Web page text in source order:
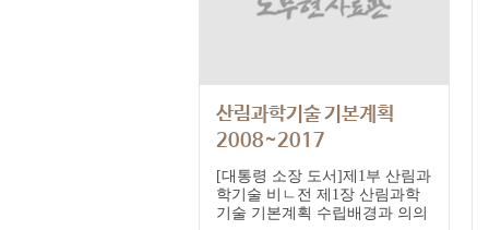
산림과학기술 기본계획
2008~2017
[대통령 소장 도서]제1부 산림과
학기술 비ㄴ전 제1장 산림과학
기술 기본계획 수립배경과 의의